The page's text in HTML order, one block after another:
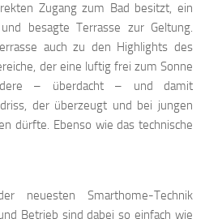
Zugang zum Bad besitzt, ein
besagte Terrasse zur Geltung.
auch zu den Highlights des
der eine luftig frei zum Sonne
– überdacht – und damit
der überzeugt und bei jungen
dürfte. Ebenso wie das technische
neuesten Smarthome-Technik
Betrieb sind dabei so einfach wie